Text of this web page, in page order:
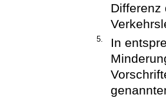
Differenz
5.
In